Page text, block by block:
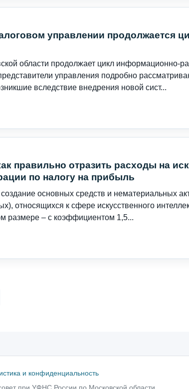
управлении продолжается
области продолжает цикл информационно-
управления подробно
вследствие внедрения новой сист...
правильно отразить расходы на
по налогу на прибыль
основных средств и нематериальных
относящихся к сфере искусственного
размере – с коэффициентом 1,5...
и конфиденциальность